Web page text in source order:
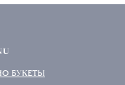
БУКЕТЫ